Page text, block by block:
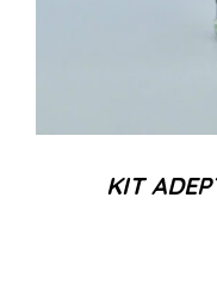
KIT